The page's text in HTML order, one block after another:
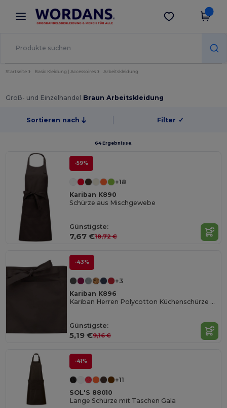
× Wordans App
Bessere Preise in der App!
App holen
Startseite Basic Kleidung | Accessoires Arbeitskleidung
Groß- und Einzelhandel Braun Arbeitskleidung
Sortieren nach Filter ✓
64 Ergebnisse.
-59%
+18
Kariban K890
Schürze aus Mischgewebe
Günstigste:
7,67 €18,72 €
-43%
+3
Kariban K896
Kariban Herren Polycotton Küchenschürze mit Taschen
Günstigste:
5,19 €9,16 €
-41%
+11
SOL'S 88010
Lange Schürze mit Taschen Gala